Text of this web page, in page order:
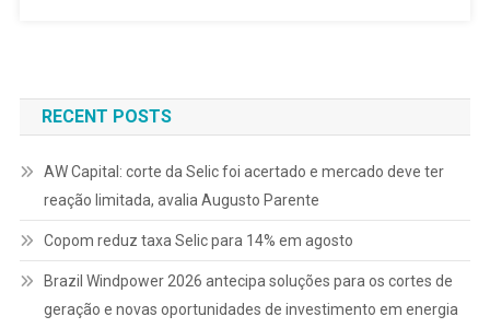
RECENT POSTS
AW Capital: corte da Selic foi acertado e mercado deve ter
reação limitada, avalia Augusto Parente
Copom reduz taxa Selic para 14% em agosto
Brazil Windpower 2026 antecipa soluções para os cortes de
geração e novas oportunidades de investimento em energia